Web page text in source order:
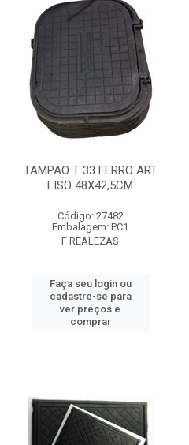
TAMPAO T 33 FERRO ART
LISO 48X42,5CM
Código: 27482
Embalagem: PC1
F REALEZAS
Faça seu login ou
cadastre-se para
ver preços e
comprar